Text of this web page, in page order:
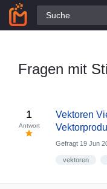
Alle Fragen
Fragen mit
1
Antwort
Vektoren
Gefragt 19 Jun
vektoren